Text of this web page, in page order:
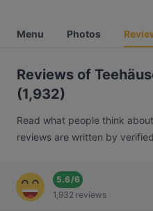
Menu Photos
Reviews of
(1,932)
Read what people think
reviews are written by
5.6/6
1,932 reviews